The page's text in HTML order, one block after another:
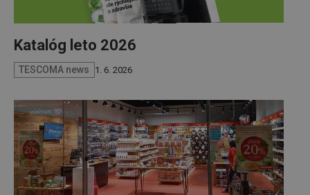
Katalóg leto 2026
TESCOMA news 1. 6. 2026